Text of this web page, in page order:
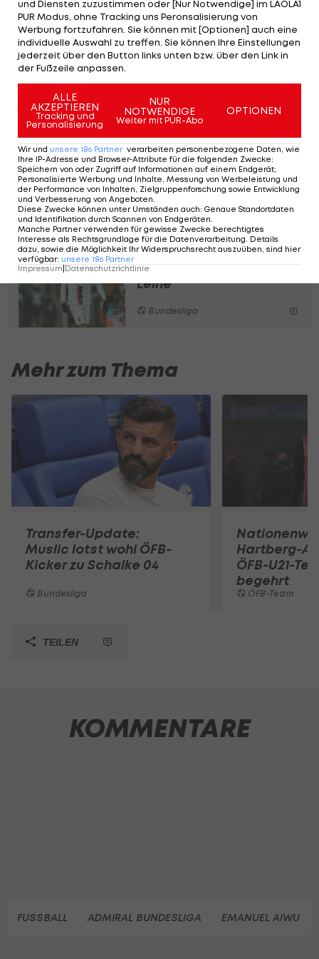
FC Birmingham ausgeliehen.
Beim Championship-Absteiger brachte es der
Innenverteidiger in der abgelaufenen Spielzeit
auf 24 Saisoneinsätze. Aiwu wurde in der Admira-
Jugend ausgebildet und schaffte es dort zum
Profi. 2021 wurde er von Rapid verpflichtet, wo er
innert einer Saison das Interesse von Cremonese
auf sich zog.
Beim Klub aus der Lombardei hat Aiwu noch einen
Vertrag bis Sommer 2026.
Deal wohl fix: Rapid holt
Augsburg-Stürmer per
Leihe
Bundesliga
Mehr zum Thema
Transfer-Update:
Muslic lotst wohl ÖFB-
Kicker zu Schalke 04
Bundesliga
Hartberg-
ÖFB-U21-
begehrt
ÖFB-Team
TEILEN
KOMMENTARE
FUSSBALL ADMIRAL BUNDESLIGA EMANUEL AIWU
und Diensten zuzustimmen oder [Nur Notwendige] im LAOLA1
PUR Modus, ohne Tracking uns Peronsalisierung von
Werbung fortzufahren. Sie können mit [Optionen] auch eine
individuelle Auswahl zu treffen. Sie können Ihre Einstellungen
jederzeit über den Button links unten bzw. über den Link in
der Fußzeile anpassen.
ALLE
AKZEPTIEREN
Tracking und
Personalisierung
NUR
NOTWENDIGE
Weiter mit PUR-Abo
OPTIONEN
Wir und unsere 186 Partner verarbeiten personenbezogene Daten, wie
Ihre IP-Adresse und Browser-Attribute für die folgenden Zwecke:
Speichern von oder Zugriff auf Informationen auf einem Endgerät;
Personalisierte Werbung und Inhalte, Messung von Werbeleistung und
der Performance von Inhalten, Zielgruppenforschung sowie Entwicklung
und Verbesserung von Angeboten
Diese Zwecke können unter Umständen auch: Genaue Standortdaten
und Identifikation durch Scannen von Endgeräten
Manche Partner verwenden für gewisse Zwecke berechtigtes
Interesse als Rechtsgrundlage für die Datenverarbeitung. Details
dazu, sowie die Möglichkeit Ihr Widerspruchsrecht auszuüben, sind hier
verfügbar: unsere 186 Partner
Impressum|Datenschutzrichtlinie